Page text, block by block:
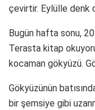
çevirtir. Eylülle denk
Bugün hafta sonu,
Terasta kitap
kocaman gökyüzü.
Gökyüzünün
bir şemsiye gibi